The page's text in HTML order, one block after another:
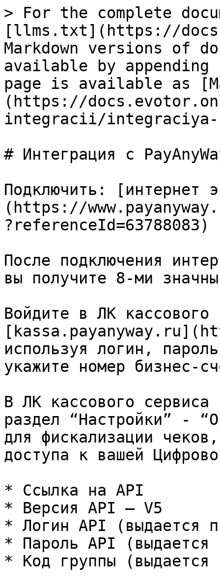
> For the complete
[llms.txt](https://
Markdown versions of
available by
page is available as
(https://
integracii/integraciya-
# Интеграция с
Подключить: [интернет
(https://
?referenceId=63788083)
После подключения
вы получите 8-ми
Войдите в ЛК кассового
используя логин,
укажите номер бизнес-
В ЛК кассового сервиса
раздел “Настройки” -
для фискализации
доступа к вашей
* Ссылка на API
* Версия API — V5
* Логин API (выдается
* Пароль API (выдается
* Код группы (выдается